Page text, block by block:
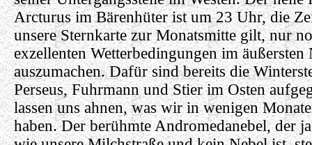
Arcturus im Bärenhüter ist um 23 Uhr, die
unsere Sternkarte zur Monatsmitte gilt, nur
exzellenten Wetterbedingungen im äußersten
auszumachen. Dafür sind bereits die
Perseus, Fuhrmann und Stier im Osten
lassen uns ahnen, was wir in wenigen
haben. Der berühmte Andromedanebel, der